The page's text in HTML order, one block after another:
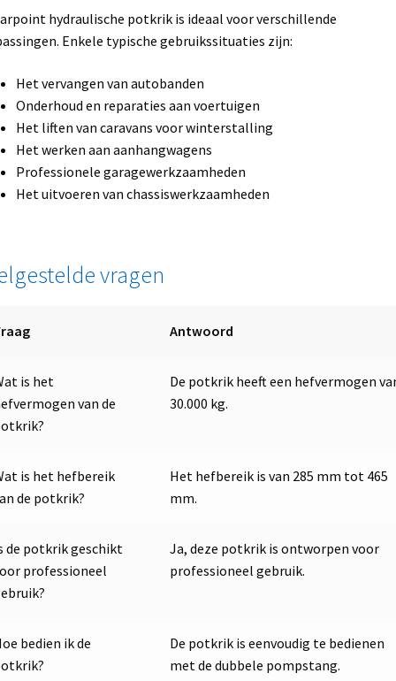
hydraulische potkrik is ideaal voor verschillende
Enkele typische gebruikssituaties zijn:
Het vervangen van autobanden
Onderhoud en reparaties aan voertuigen
Het liften van caravans voor winterstalling
Het werken aan aanhangwagens
Professionele garagewerkzaamheden
Het uitvoeren van chassiswerkzaamheden
vragen
Antwoord
is het
van de
De potkrik heeft een hefvermogen
30.000 kg.
is het hefbereik
de potkrik?
Het hefbereik is van 285 mm tot 465
mm.
de potkrik geschikt
professioneel
Ja, deze potkrik is ontworpen voor
professioneel gebruik.
bedien ik de
De potkrik is eenvoudig te bedienen
met de dubbele pompstang.